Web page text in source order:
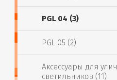
PGL 04 (3)
PGL 05 (2)
Аксессуары для
светильников (11)